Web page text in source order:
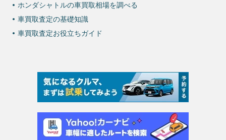
ホンダシャトルの車買取相場を調べる
車買取査定の基礎知識
車買取査定お役立ちガイド